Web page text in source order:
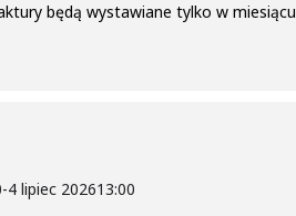
będą wystawiane tylko w miesiącu
-4 lipiec 202613:00